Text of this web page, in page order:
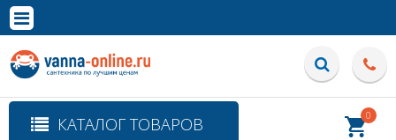
Полная версия сайта
КАТАЛОГ ТОВАРОВ 0